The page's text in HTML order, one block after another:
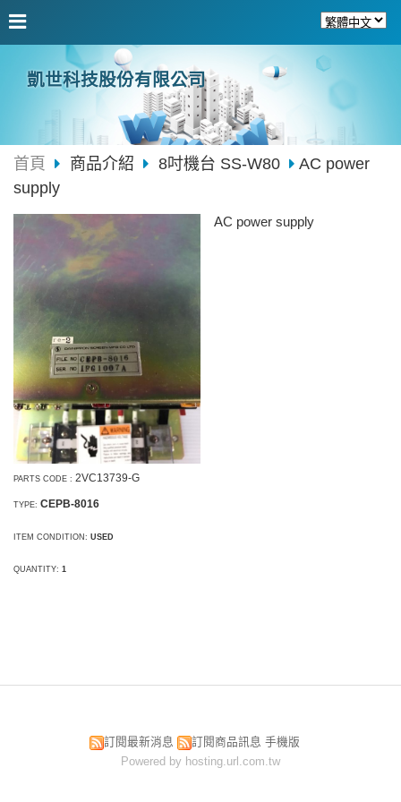
凱世科技股份有限公司
首頁 商品介紹 8吋機台 SS-W80
AC power
supply
AC power supply
PARTS CODE : 2VC13739-G
TYPE: CEPB-8016
ITEM CONDITION: USED
QUANTITY: 1
訂閱最新消息 訂閱商品訊息 手機版
Powered by hosting.url.com.tw